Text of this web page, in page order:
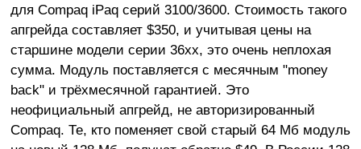
для Compaq iPaq серий 3100/3600. Стоимость такого
апгрейда составляет $350, и учитывая цены на
старшине модели серии 36xx, это очень неплохая
сумма. Модуль поставляется с месячным "money
back" и трёхмесячной гарантией. Это
неофициальный апгрейд, не авторизированный
Compaq. Те, кто поменяет свой старый 64 Мб модуль